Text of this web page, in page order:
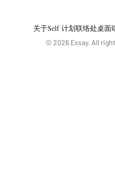
关于Self 计划联络处桌面
© 2026 Essay. All